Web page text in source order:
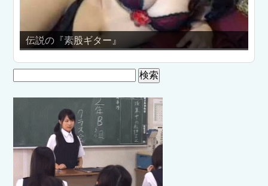
ギター』 ☆性戯の伝道師！